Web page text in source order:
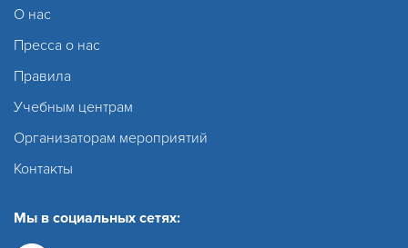
О нас
Пресса о нас
Правила
Учебным центрам
Организаторам мероприятий
Контакты
Мы в социальных сетях: